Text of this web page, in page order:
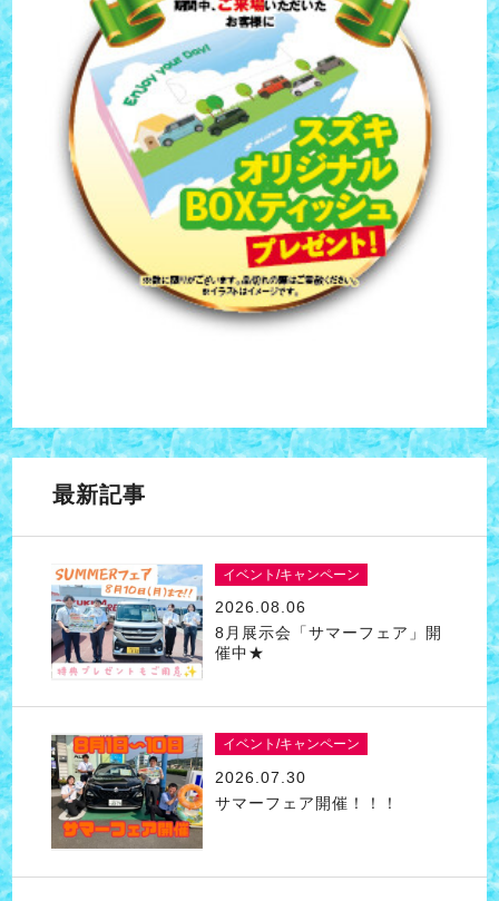
最新記事
イベント/キャンペーン
2026.08.06
8月展示会「サマーフェア」開
催中★
イベント/キャンペーン
2026.07.30
サマーフェア開催！！！